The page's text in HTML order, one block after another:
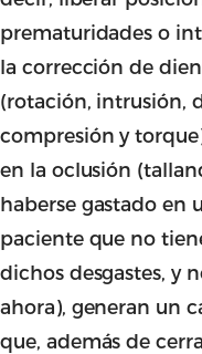
prematuridades o
la corrección de
(rotación, intrusión,
compresión y
en la oclusión
haberse gastado en
paciente que no
dichos desgastes, y
ahora), generan un
que, además de